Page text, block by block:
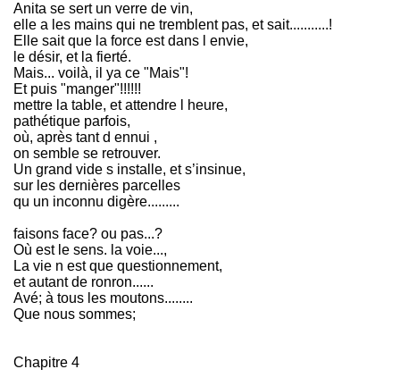
Anita se sert un verre de vin,
elle a les mains qui ne tremblent pas, et sait...........!
Elle sait que la force est dans l envie,
le désir, et la fierté.
Mais... voilà, il ya ce "Mais"!
Et puis "manger"!!!!!!
mettre la table, et attendre l heure,
pathétique parfois,
où, après tant d ennui ,
on semble se retrouver.
Un grand vide s installe, et s’insinue,
sur les dernières parcelles
qu un inconnu digère.........
faisons face? ou pas...?
Où est le sens. la voie...,
La vie n est que questionnement,
et autant de ronron......
Avé; à tous les moutons........
Que nous sommes;
Chapitre 4